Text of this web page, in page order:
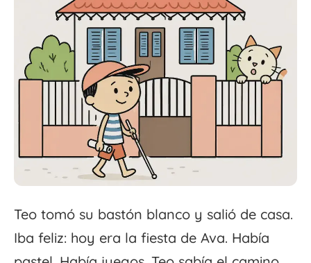
Teo tomó su bastón blanco y salió de casa.
Iba feliz: hoy era la fiesta de Ava. Había